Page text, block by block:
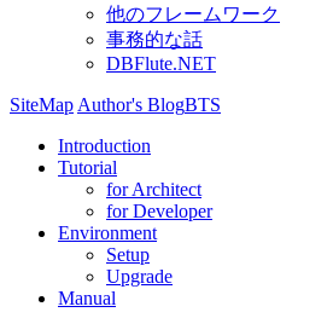
他のフレームワーク
事務的な話
DBFlute.NET
SiteMap Author's BlogBTS
Introduction
Tutorial
for Architect
for Developer
Environment
Setup
Upgrade
Manual